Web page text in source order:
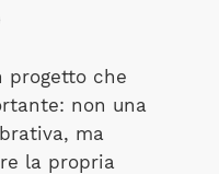
progetto che
non una
ma
la propria